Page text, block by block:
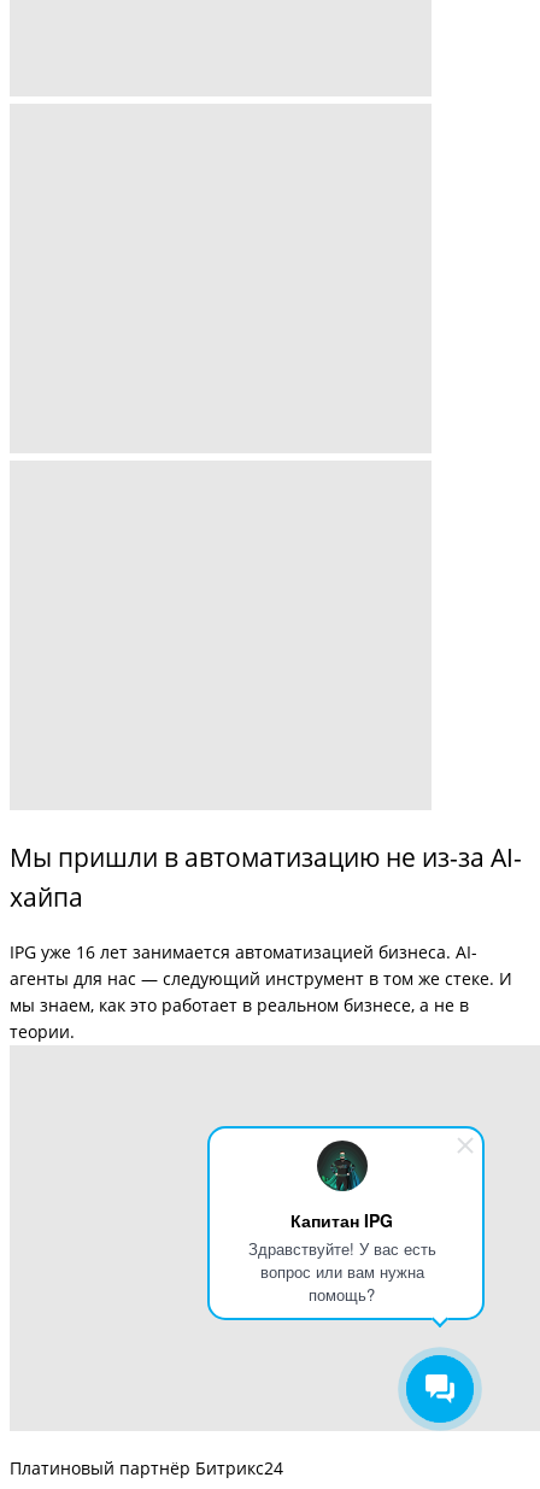
Капитан IPG
Здравствуйте! У вас есть
вопрос или вам нужна
помощь?
Мы пришли в автоматизацию не из-за AI-
хайпа
IPG уже 16 лет занимается автоматизацией бизнеса. AI-
агенты для нас — следующий инструмент в том же стеке. И
мы знаем, как это работает в реальном бизнесе, а не в
теории.
Платиновый партнёр Битрикс24